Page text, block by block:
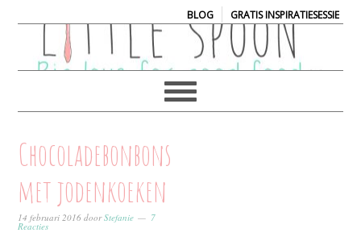
BLOG| GRATIS INSPIRATIESESSIE
Chocoladebonbons
met jodenkoeken
14 februari 2016 doorStefanie 7
Reacties